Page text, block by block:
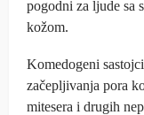
pogodni za ljude sa
kožom.
Komedogeni
začepljivanja pora
mitesera i drugih